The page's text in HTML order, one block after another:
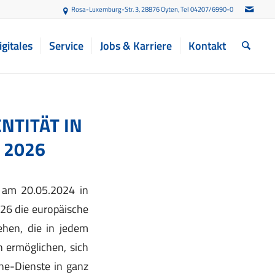
Rosa-Luxemburg-Str. 3, 28876 Oyten, Tel 04207/6990-0
Service Jobs & Karriere Kontakt
IN
2026
20.05.2024 in
die europäische
die in jedem
sich
Dienste in ganz